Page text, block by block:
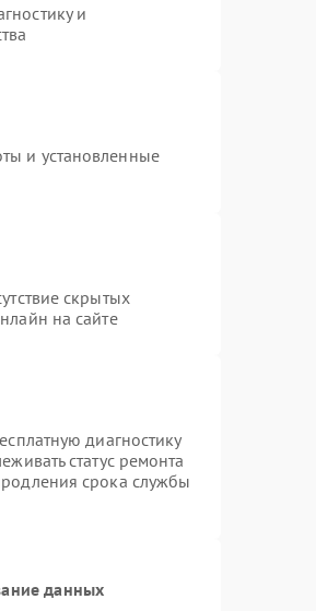
и
и установленные
скрытых
на сайте
диагностику
статус ремонта
срока службы
данных